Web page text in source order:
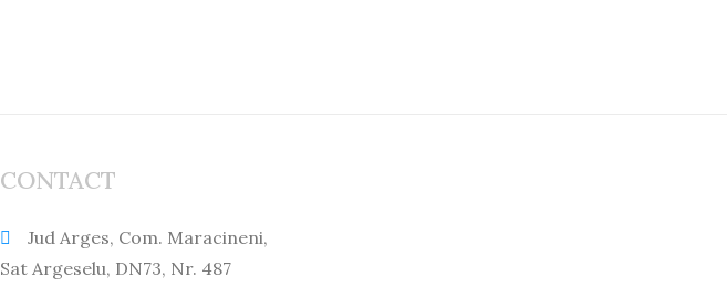
CONTACT
Jud Arges, Com. Maracineni,
Sat Argeselu, DN73, Nr. 487